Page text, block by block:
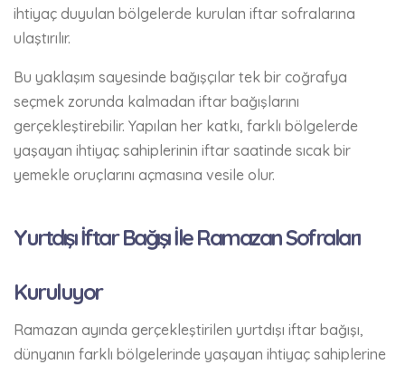
ihtiyaç duyulan bölgelerde kurulan iftar sofralarına
ulaştırılır.
Bu yaklaşım sayesinde bağışçılar tek bir coğrafya
seçmek zorunda kalmadan iftar bağışlarını
gerçekleştirebilir. Yapılan her katkı, farklı bölgelerde
yaşayan ihtiyaç sahiplerinin iftar saatinde sıcak bir
yemekle oruçlarını açmasına vesile olur.
Yurtdışı İftar Bağışı İle Ramazan Sofraları
Kuruluyor
Ramazan ayında gerçekleştirilen yurtdışı iftar bağışı,
dünyanın farklı bölgelerinde yaşayan ihtiyaç sahiplerine